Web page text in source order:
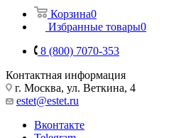
Корзина0
Избранные товары0
8 (800) 7070-353
Контактная информация
г. Москва, ул. Веткина, 4
estet@estet.ru
Вконтакте